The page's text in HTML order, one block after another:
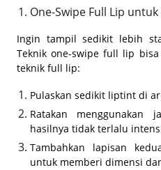
One-Swipe Full Lip
Ingin tampil sedikit lebih
Teknik one-swipe full lip
teknik full lip:
Pulaskan sedikit liptint di
Ratakan
hasilnya tidak terlalu
Tambahkan lapisan
untuk memberi dimensi